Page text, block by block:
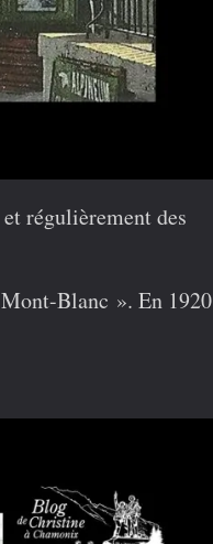
régulièrement des
Blanc ». En 1920